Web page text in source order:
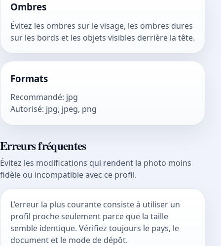
Ombres
Évitez les ombres sur le visage, les ombres dures
sur les bords et les objets visibles derrière la tête.
Formats
Recommandé: jpg
Autorisé: jpg, jpeg, png
Erreurs fréquentes
Évitez les modifications qui rendent la photo moins
fidèle ou incompatible avec ce profil.
L’erreur la plus courante consiste à utiliser un
profil proche seulement parce que la taille
semble identique. Vérifiez toujours le pays, le
document et le mode de dépôt.